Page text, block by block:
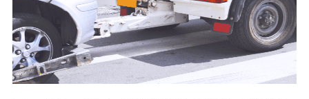
8.取引先個人情報
取引先としての選定業務、営業情報の提供業務、契約締結手
続き業務、取引管理業務、およびこれらに準ずる業務の遂行
のため